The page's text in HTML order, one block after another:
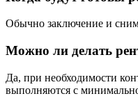
Обычно заключение и
Можно ли делать
Да, при необходимости
выполняются с